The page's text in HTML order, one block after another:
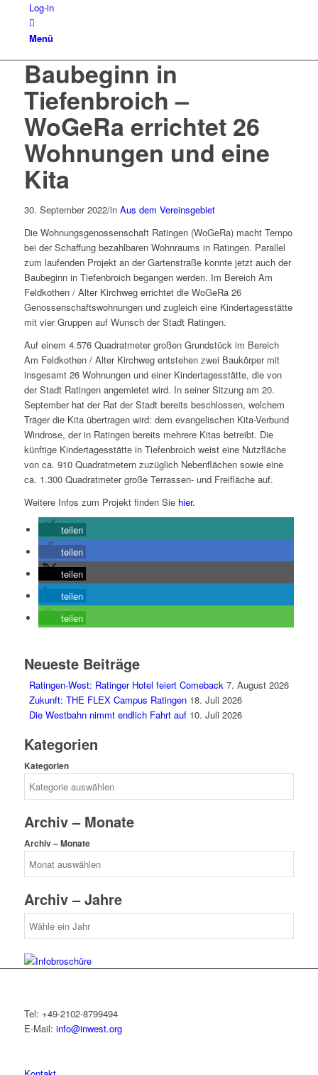
Log-in
Menü
Baubeginn in
Tiefenbroich –
WoGeRa errichtet 26
Wohnungen und eine
Kita
30. September 2022/in Aus dem Vereinsgebiet
Die Wohnungsgenossenschaft Ratingen (WoGeRa) macht Tempo
bei der Schaffung bezahlbaren Wohnraums in Ratingen. Parallel
zum laufenden Projekt an der Gartenstraße konnte jetzt auch der
Baubeginn in Tiefenbroich begangen werden. Im Bereich Am
Feldkothen / Alter Kirchweg errichtet die WoGeRa 26
Genossenschaftswohnungen und zugleich eine Kindertagesstätte
mit vier Gruppen auf Wunsch der Stadt Ratingen.
Auf einem 4.576 Quadratmeter großen Grundstück im Bereich
Am Feldkothen / Alter Kirchweg entstehen zwei Baukörper mit
insgesamt 26 Wohnungen und einer Kindertagesstätte, die von
der Stadt Ratingen angemietet wird. In seiner Sitzung am 20.
September hat der Rat der Stadt bereits beschlossen, welchem
Träger die Kita übertragen wird: dem evangelischen Kita-Verbund
Windrose, der in Ratingen bereits mehrere Kitas betreibt. Die
künftige Kindertagesstätte in Tiefenbroich weist eine Nutzfläche
von ca. 910 Quadratmetern zuzüglich Nebenflächen sowie eine
ca. 1.300 Quadratmeter große Terrassen- und Freifläche auf.
Weitere Infos zum Projekt finden Sie hier.
teilen
teilen
teilen
teilen
teilen
Neueste Beiträge
Ratingen-West: Ratinger Hotel feiert Comeback 7. August 2026
Zukunft: THE FLEX Campus Ratingen 18. Juli 2026
Die Westbahn nimmt endlich Fahrt auf 10. Juli 2026
Kategorien
Kategorien
Archiv – Monate
Archiv – Monate
Archiv – Jahre
Tel: +49-2102-8799494
E-Mail: info@inwest.org